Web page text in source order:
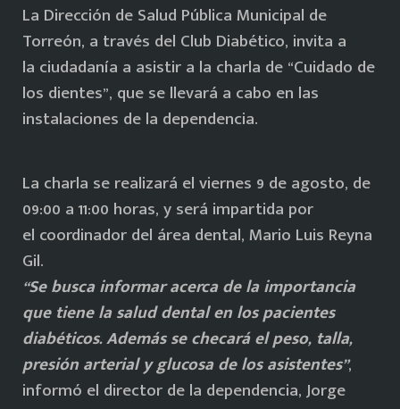
La Dirección de Salud Pública Municipal de
Torreón, a través del Club Diabético, invita a
la ciudadanía a asistir a la charla de “Cuidado de
los dientes”, que se llevará a cabo en las
instalaciones de la dependencia.
La charla se realizará el viernes 9 de agosto, de
09:00 a 11:00 horas, y será impartida por
el coordinador del área dental, Mario Luis Reyna
Gil.
“Se busca informar acerca de la importancia
que tiene la salud dental en los pacientes
diabéticos. Además se checará el peso, talla,
presión arterial y glucosa de los asistentes”,
informó el director de la dependencia, Jorge